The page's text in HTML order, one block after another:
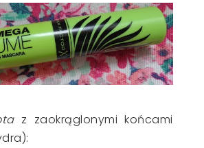
z zaokrąglonymi końcami